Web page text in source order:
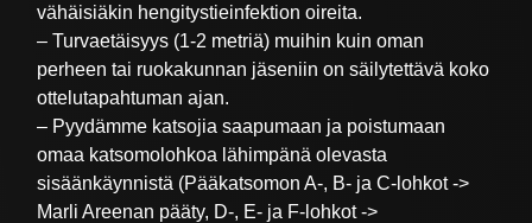
vähäisiäkin hengitystieinfektion oireita.
– Turvaetäisyys (1-2 metriä) muihin kuin oman
perheen tai ruokakunnan jäseniin on säilytettävä koko
ottelutapahtuman ajan.
– Pyydämme katsojia saapumaan ja poistumaan
omaa katsomolohkoa lähimpänä olevasta
sisäänkäynnistä (Pääkatsomon A-, B- ja C-lohkot ->
Marli Areenan pääty, D-, E- ja F-lohkot ->